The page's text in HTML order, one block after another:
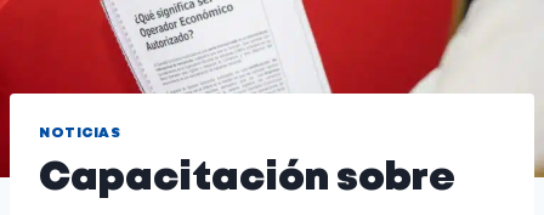
NOTICIAS
Capacitación sobre